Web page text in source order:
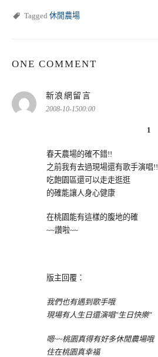
Tagged 休閒農場
ONE COMMENT
新浪網留言
示:
2008-10-1500:00
1
春天農場的確不錯!!
之前我有去過現場還有歌手演唱!!
吃飽園區還可以走走逛逛
的確能讓人身心健康
在桃園能有這樣的腹地的確
~~讚啦~~
版主回覆：
我們也有遇到歌手哦
現場有人生日還演唱"生日快樂"
嗯~~桃園真得有好多休閒農場哦
住在桃園真幸福